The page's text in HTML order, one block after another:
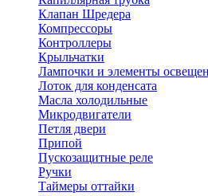
Клапан Шредера
Компрессоры
Контроллеры
Крыльчатки
Лампочки и элементы
Лоток для конденсата
Масла холодильные
Микродвигатели
Петля двери
Припой
Пускозащитные реле
Ручки
Таймеры оттайки